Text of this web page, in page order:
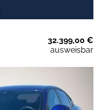
32.399,00 €
ausweisbar